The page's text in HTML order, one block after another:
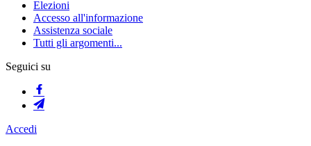
Elezioni
Accesso all'informazione
Assistenza sociale
Tutti gli argomenti...
Seguici su
Accedi